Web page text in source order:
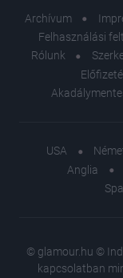
Archívum
Felhasználási
Rólunk
USA
Anglia
© glamour.hu ©
kapcsolatban